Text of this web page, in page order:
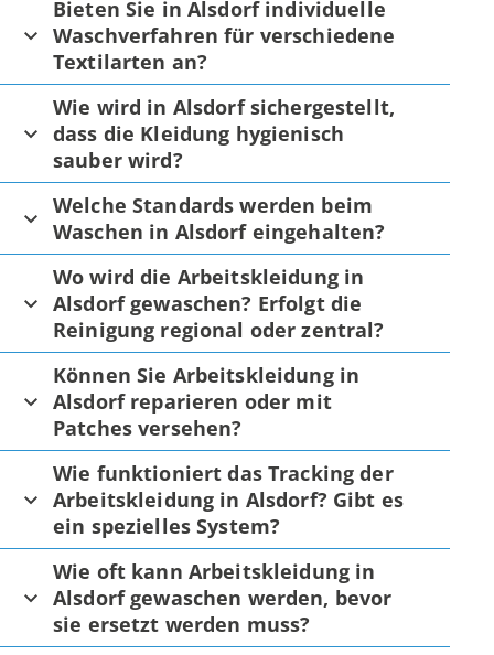
Bieten Sie in Alsdorf individuelle
Waschverfahren für verschiedene
Textilarten an?
Wie wird in Alsdorf sichergestellt,
dass die Kleidung hygienisch
sauber wird?
Welche Standards werden beim
Waschen in Alsdorf eingehalten?
Wo wird die Arbeitskleidung in
Alsdorf gewaschen? Erfolgt die
Reinigung regional oder zentral?
Können Sie Arbeitskleidung in
Alsdorf reparieren oder mit
Patches versehen?
Wie funktioniert das Tracking der
Arbeitskleidung in Alsdorf? Gibt es
ein spezielles System?
Wie oft kann Arbeitskleidung in
Alsdorf gewaschen werden, bevor
sie ersetzt werden muss?